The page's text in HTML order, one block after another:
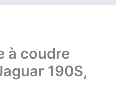
à coudre
190S,